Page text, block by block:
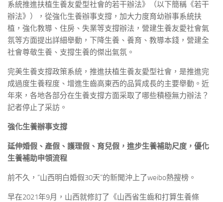
系統推進扶植生養友愛型社會的若干辦法》（以下簡稱《若干
辦法》），從強化生養辦事支撐，加大力度育幼辦事系統扶
植，強化教導、住房、失業等支撐辦法，營建生養友愛社會氣
氛等方面提出詳細舉動，下降生養、養育、教導本錢，營建全
社會尊敬生養、支撐生養的傑出氣氛。
完美生養支撐政策系統，推進扶植生養友愛型社會，是推進完
成過度生養程度、增進生齒高東西的品質成長的主要舉動。近
年來，各地各部分在生養支撐方面采取了哪些積極無力辦法？
記者停止了采訪。
強化生養辦事支撐
延伸婚假、產假、護理假、育兒假，進步生養補助尺度，優化
生養補助申領流程
前不久，“山西明白婚假30天”的新聞沖上了weibo熱搜榜。
早在2021年9月，山西就修訂了《山西省生齒和打算生養條